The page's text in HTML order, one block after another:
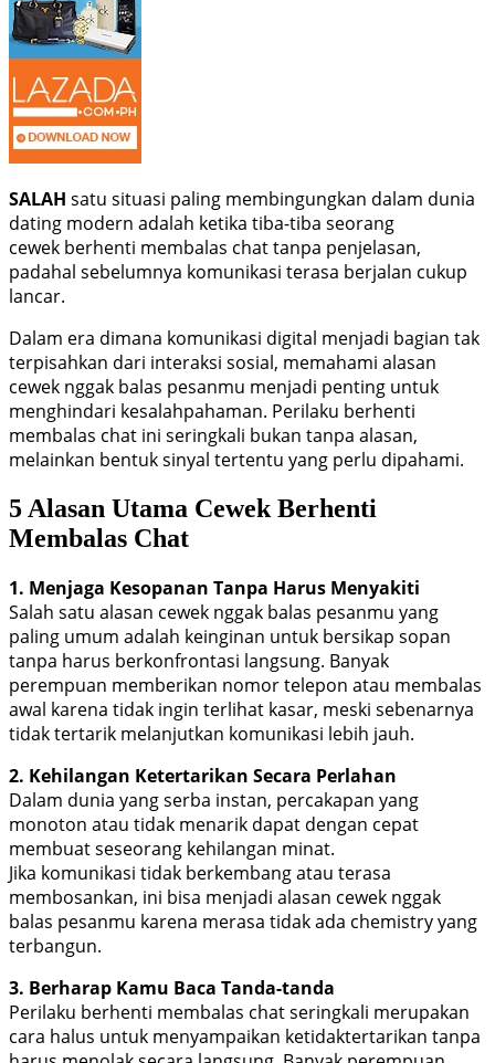
SALAH satu situasi paling membingungkan dalam dunia
dating modern adalah ketika tiba-tiba seorang
cewek berhenti membalas chat tanpa penjelasan,
padahal sebelumnya komunikasi terasa berjalan cukup
lancar.
Dalam era dimana komunikasi digital menjadi bagian tak
terpisahkan dari interaksi sosial, memahami alasan
cewek nggak balas pesanmu menjadi penting untuk
menghindari kesalahpahaman. Perilaku berhenti
membalas chat ini seringkali bukan tanpa alasan,
melainkan bentuk sinyal tertentu yang perlu dipahami.
5 Alasan Utama Cewek Berhenti
Membalas Chat
1. Menjaga Kesopanan Tanpa Harus Menyakiti
Salah satu alasan cewek nggak balas pesanmu yang
paling umum adalah keinginan untuk bersikap sopan
tanpa harus berkonfrontasi langsung. Banyak
perempuan memberikan nomor telepon atau membalas
awal karena tidak ingin terlihat kasar, meski sebenarnya
tidak tertarik melanjutkan komunikasi lebih jauh.
2. Kehilangan Ketertarikan Secara Perlahan
Dalam dunia yang serba instan, percakapan yang
monoton atau tidak menarik dapat dengan cepat
membuat seseorang kehilangan minat.
Jika komunikasi tidak berkembang atau terasa
membosankan, ini bisa menjadi alasan cewek nggak
balas pesanmu karena merasa tidak ada chemistry yang
terbangun.
3. Berharap Kamu Baca Tanda-tanda
Perilaku berhenti membalas chat seringkali merupakan
cara halus untuk menyampaikan ketidaktertarikan tanpa